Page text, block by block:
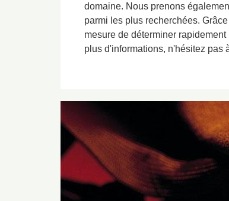
domaine. Nous prenons
parmi les plus recherchées.
mesure de déterminer
plus d'informations, n'hésitez pas